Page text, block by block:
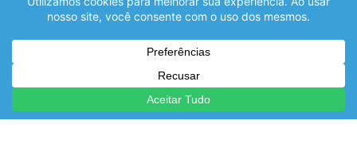
0 COMENTÁRIOS